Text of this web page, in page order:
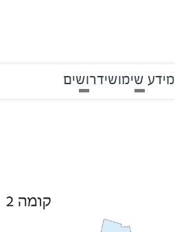
מידע שימושידרושים